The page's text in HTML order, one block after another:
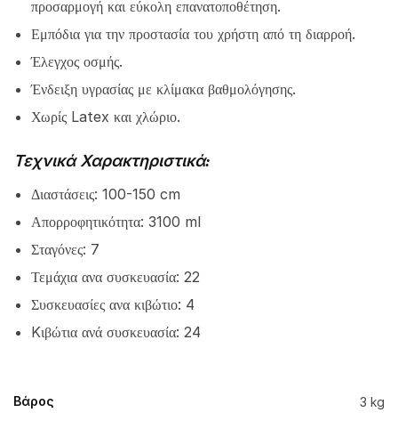
προσαρμογή και εύκολη επανατοποθέτηση.
Εμπόδια για την προστασία του χρήστη από τη διαρροή.
Έλεγχος οσμής.
Ένδειξη υγρασίας με κλίμακα βαθμολόγησης.
Χωρίς Latex και χλώριο.
Τεχνικά Χαρακτηριστικά:
Διαστάσεις: 100-150 cm
Απορροφητικότητα: 3100 ml
Σταγόνες: 7
Τεμάχια ανα συσκευασία: 22
Συσκευασίες ανα κιβώτιο: 4
Kιβώτια ανά συσκευασία: 24
Βάρος 3 kg